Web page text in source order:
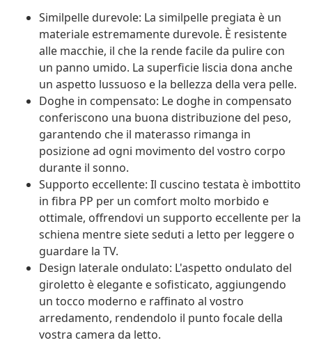
Similpelle durevole: La similpelle pregiata è un
materiale estremamente durevole. È resistente
alle macchie, il che la rende facile da pulire con
un panno umido. La superficie liscia dona anche
un aspetto lussuoso e la bellezza della vera pelle.
Doghe in compensato: Le doghe in compensato
conferiscono una buona distribuzione del peso,
garantendo che il materasso rimanga in
posizione ad ogni movimento del vostro corpo
durante il sonno.
Supporto eccellente: Il cuscino testata è imbottito
in fibra PP per un comfort molto morbido e
ottimale, offrendovi un supporto eccellente per la
schiena mentre siete seduti a letto per leggere o
guardare la TV.
Design laterale ondulato: L'aspetto ondulato del
giroletto è elegante e sofisticato, aggiungendo
un tocco moderno e raffinato al vostro
arredamento, rendendolo il punto focale della
vostra camera da letto.